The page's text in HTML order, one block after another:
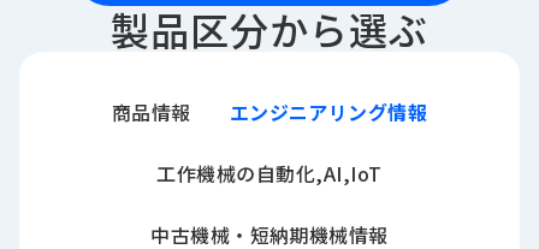
製品区分から選ぶ
商品情報 エンジニアリング情報
工作機械の自動化,AI,IoT
中古機械・短納期機械情報